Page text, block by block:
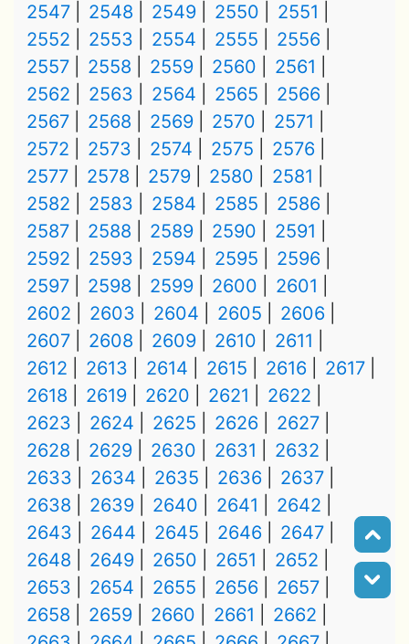
2547
2548 2549 2550
2551
2552
2553 2554 2555
2556
2557
2558 2559 2560
2561
2562
2563 2564 2565
2566
2567
2568 2569 2570
2571
2572
2573 2574 2575
2576
2577
2578 2579 2580
2581
2582
2583 2584 2585
2586
2587
2588 2589 2590
2591
2592
2593 2594 2595
2596
2597
2598 2599 2600
2601
2602
2603 2604 2605
2606
2607
2608 2609 2610
2611
2612
2613 2614 2615 2616
2617
2618
2619 2620 2621
2622
2623
2624 2625 2626
2627
2628
2629 2630 2631
2632
2633
2634 2635 2636
2637
2638
2639 2640 2641
2642
2643
2644 2645 2646
2647
2648
2649 2650 2651
2652
2653
2654 2655 2656
2657
2658
2659 2660 2661
2662